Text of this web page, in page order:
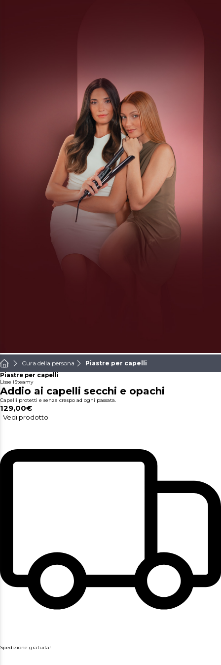
Cura della persona Piastre per capelli
Piastre per capelli
Lisse iSteamy
Addio ai capelli secchi e opachi
Capelli protetti e senza crespo ad ogni passata.
129,00€
Vedi prodotto
Spedizione gratuita!